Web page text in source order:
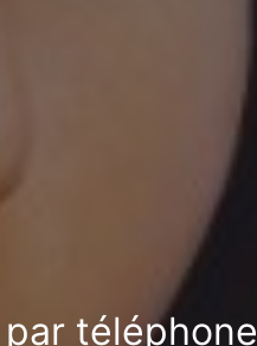
téléphone